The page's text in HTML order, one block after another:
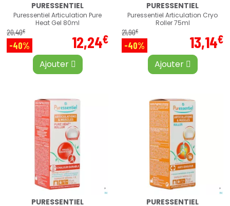
PURESSENTIEL
Puressentiel Articulation Pure
Heat Gel 80ml
20,40€
-40% 12,24€
Ajouter
PURESSENTIEL
Puressentiel Articulation Cryo
Roller 75ml
21,90€
-40% 13,14€
Ajouter
PURESSENTIEL PURESSENTIEL